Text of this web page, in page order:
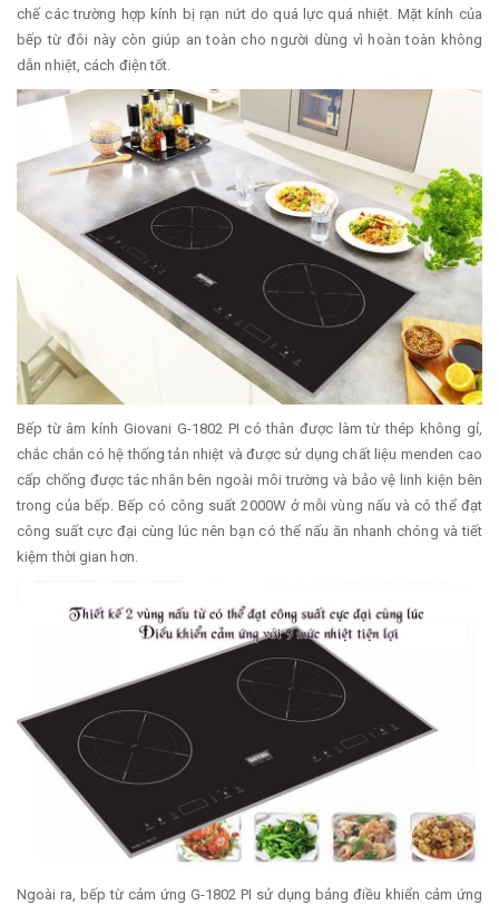
chế các trường hợp kính bị rạn nứt do quá lực quá nhiệt. Mặt kính của
bếp từ đôi này còn giúp an toàn cho người dùng vì hoàn toàn không
dẫn nhiệt, cách điện tốt.
Bếp từ âm kính Giovani G-1802 PI có thân được làm từ thép không gỉ,
chắc chắn có hệ thống tản nhiệt và được sử dụng chất liệu menden cao
cấp chống được tác nhân bên ngoài môi trường và bảo vệ linh kiện bên
trong của bếp. Bếp có công suất 2000W ở mỗi vùng nấu và có thể đạt
công suất cực đại cùng lúc nên bạn có thể nấu ăn nhanh chóng và tiết
kiệm thời gian hơn.
Ngoài ra, bếp từ cảm ứng G-1802 PI sử dụng bảng điều khiển cảm ứng